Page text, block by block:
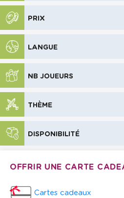
PRIX
LANGUE
NB JOUEURS
THÈME
DISPONIBILITÉ
OFFRIR UNE CARTE
Cartes cadeaux